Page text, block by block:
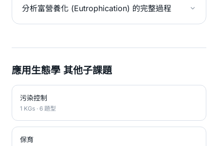
分析富營養化 (Eutrophication) 的完整過程
應用生態學 其他子課題
污染控制
1 KGs · 6 題型
保育